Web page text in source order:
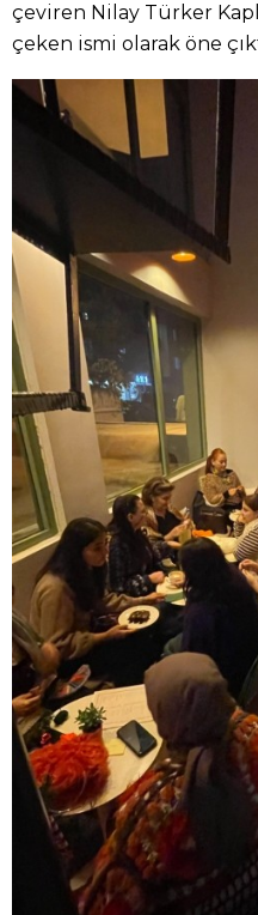
çeviren Nilay Türker
çeken ismi olarak öne